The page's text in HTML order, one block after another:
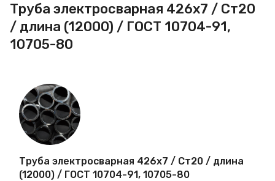
Металлопрокат
нержавеющий
Металлопрокат
калиброванный
Профлист
Проволока
Труба электросварная 426х7 / Ст20
/ длина (12000) / ГОСТ 10704-91,
10705-80
Труба электросварная 426х7 / Ст20 / длина
(12000) / ГОСТ 10704-91, 10705-80